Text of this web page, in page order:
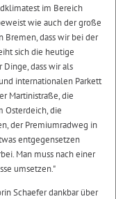
im Bereich
wie auch der große
Bremen, dass wir bei der
sich die heutige
dass wir als
internationalen Parkett
Martinistraße, die
Osterdeich, die
der Premiumradweg in
entgegensetzen
Man muss nach einer
umsetzen."
Schaefer dankbar über